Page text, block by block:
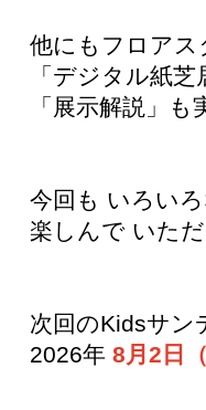
他にもフロア
「デジタル紙芝
「展示解説」
今回も いろい
楽しんで いた
次回のKidsサン
2026年 8月2日